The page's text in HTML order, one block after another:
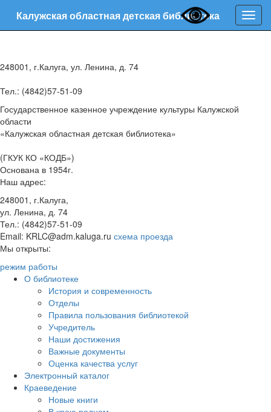
Калужская областная детская библиотека
248001, г.Калуга, ул. Ленина, д. 74
Тел.: (4842)57-51-09
Государственное казенное учреждение культуры Калужской
области
«Калужская областная детская библиотека»
(ГКУК КО «КОДБ»)
Основана в 1954г.
Наш адрес:
248001, г.Калуга,
ул. Ленина, д. 74
Тел.: (4842)57-51-09
Email: KRLC@adm.kaluga.ru схема проезда
Мы открыты:
режим работы
О библиотеке
История и современность
Отделы
Правила пользования библиотекой
Учредитель
Наши достижения
Важные документы
Оценка качества услуг
Электронный каталог
Краеведение
Новые книги